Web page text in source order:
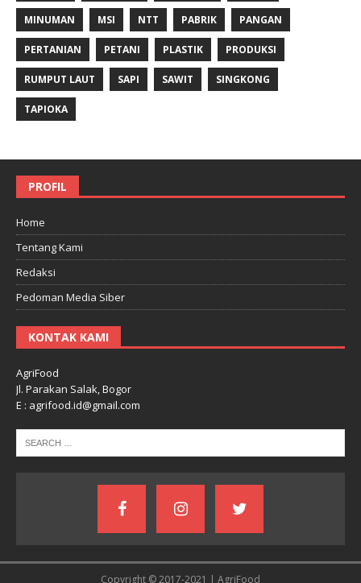
MINUMAN MSI NTT PABRIK PANGAN
PERTANIAN PETANI PLASTIK PRODUKSI
RUMPUT LAUT SAPI SAWIT SINGKONG
TAPIOKA
PROFIL
Home
Tentang Kami
Redaksi
Pedoman Media Siber
KONTAK KAMI
AgriFood
Jl. Parakan Salak, Bogor
E : agrifood.id@gmail.com
Copyright © 2017-2021 | AgriFood